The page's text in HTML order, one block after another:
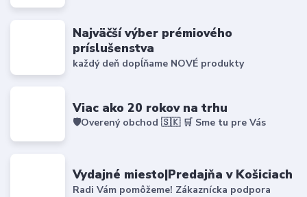
Najväčší výber prémiového
príslušenstva
každý deň dopĺňame NOVÉ produkty
Viac ako 20 rokov na trhu
🛡️Overený obchod 🇸🇰 🛒 Sme tu pre Vás
Vydajné miesto|Predajňa v Košiciach
Radi Vám pomôžeme! Zákaznícka podpora